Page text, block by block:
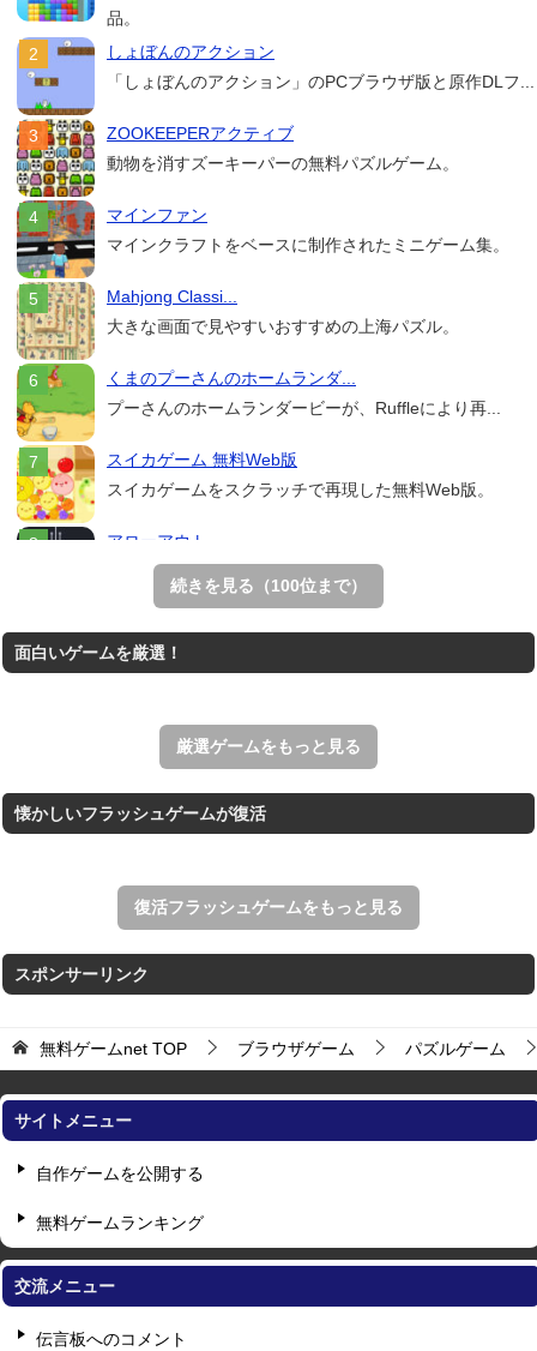
品。
しょぼんのアクション
「しょぼんのアクション」のPCブラウザ版と原作DLフ...
ZOOKEEPERアクティブ
動物を消すズーキーパーの無料パズルゲーム。
マインファン
マインクラフトをベースに制作されたミニゲーム集。
Mahjong Classi...
大きな画面で見やすいおすすめの上海パズル。
くまのプーさんのホームランダ...
プーさんのホームランダービーが、Ruffleにより再...
スイカゲーム 無料Web版
スイカゲームをスクラッチで再現した無料Web版。
アローアウト
すべての矢印を画面外へ導くパズルゲーム。
ホールを巨大に育成する落とし穴ゲーム。
王国を構築していく放置系のシミュレーションゲーム。
続きを見る（100位まで）
面白いゲームを厳選！
厳選ゲームをもっと見る
懐かしいフラッシュゲームが復活
復活フラッシュゲームをもっと見る
スポンサーリンク
無料ゲームnet TOP ブラウザゲーム パズルゲーム
サイトメニュー
自作ゲームを公開する
無料ゲームランキング
交流メニュー
伝言板へのコメント